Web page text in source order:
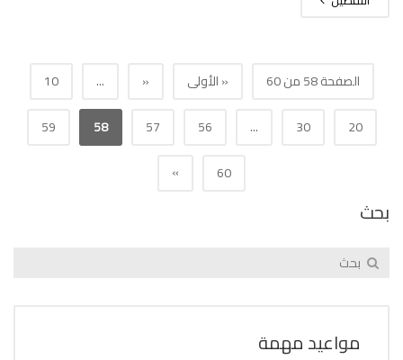
الصفحة 58 من 60 « الأولى «
...
10
20
30
...
56
57
58
59
60
»
بحث
مواعيد مهمة